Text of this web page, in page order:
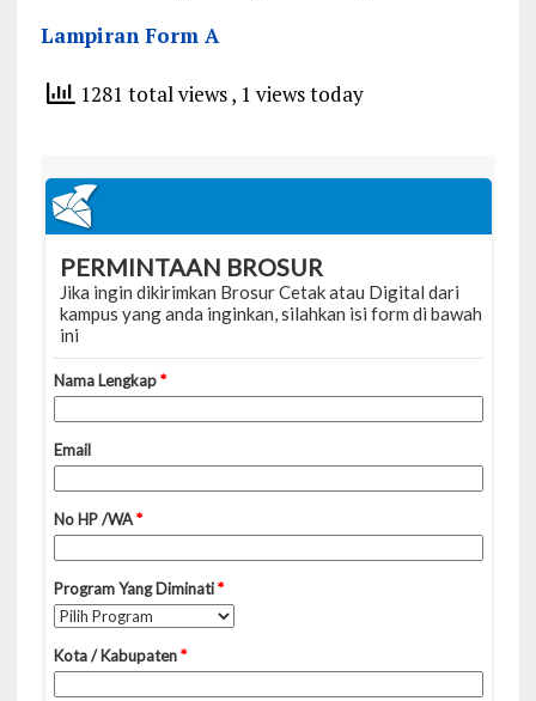
Lampiran Form A
1281 total views, 1 views today